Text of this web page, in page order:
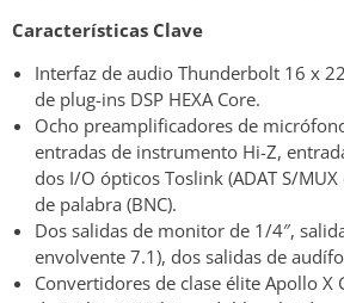
Características Clave
Interfaz de audio Thunderbolt 16 x
de plug-ins DSP HEXA Core.
Ocho preamplificadores de
entradas de instrumento Hi-Z,
dos I/O ópticos Toslink (ADAT S/
de palabra (BNC).
Dos salidas de monitor de 1/4″,
envolvente 7.1), dos salidas de
Convertidores de clase élite Apollo X